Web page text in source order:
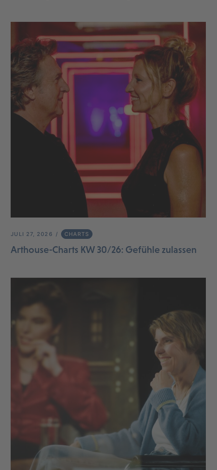
JULI 27, 2026 CHARTS
Arthouse-Charts KW 30/26: Gefühle zulassen